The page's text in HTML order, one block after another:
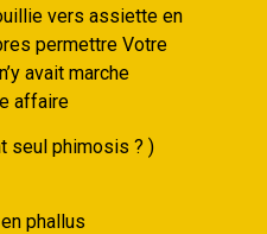
vers assiette en
permettre Votre
avait marche
affaire
seul phimosis ? )
phallus